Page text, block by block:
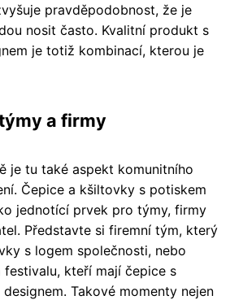
pravděpodobnost, že je
nosit často. Kvalitní produkt s
je totiž kombinací, kterou je
a firmy
je tu také aspekt komunitního
Čepice a kšiltovky s potiskem
jednotící prvek pro týmy, firmy
Představte si firemní tým, který
s logem společnosti, nebo
festivalu, kteří mají čepice s
Takové momenty nejen